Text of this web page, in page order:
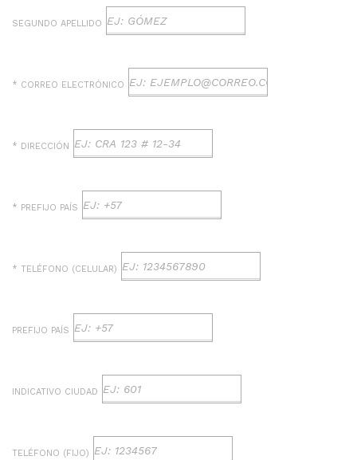
SEGUNDO APELLIDO
* CORREO ELECTRÓNICO
* DIRECCIÓN
* PREFIJO PAÍS
* TELÉFONO (CELULAR)
PREFIJO PAÍS
INDICATIVO CIUDAD
TELÉFONO (FIJO)